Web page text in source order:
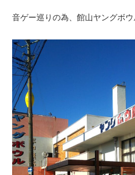
音ゲー巡りの為、館山ヤングボウ